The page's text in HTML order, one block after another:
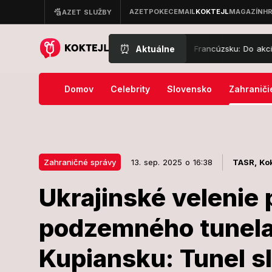
⏰ Aktuálne
hasiči bojujú s ničivými požiarmi vo Francúzsku: Do akcie musela
Domov Celebrity Slovensko
Zahraničné správy 13. sep. 2025 o 16:38 TASR,
Ukrajinské
podzemného
Kupiansku: Tunel
Ukrajinské